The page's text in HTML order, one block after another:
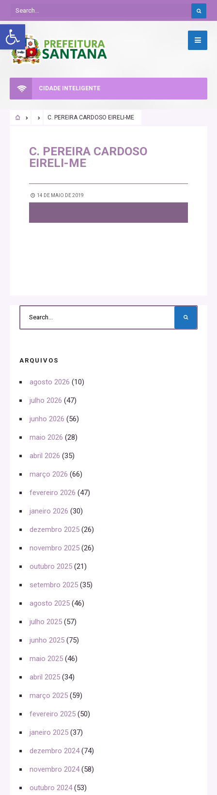
Abrir a barra de ferramentas
CIDADE INTELIGENTE
C. PEREIRA CARDOSO EIRELI-ME
C. PEREIRA CARDOSO
EIRELI-ME
14 DE MAIO DE 2019
ARQUIVOS
agosto 2026 (10)
julho 2026 (47)
junho 2026 (56)
maio 2026 (28)
abril 2026 (35)
março 2026 (66)
fevereiro 2026 (47)
janeiro 2026 (30)
dezembro 2025 (26)
novembro 2025 (26)
outubro 2025 (21)
setembro 2025 (35)
agosto 2025 (46)
julho 2025 (57)
junho 2025 (75)
maio 2025 (46)
abril 2025 (34)
março 2025 (59)
fevereiro 2025 (50)
janeiro 2025 (37)
dezembro 2024(74)
novembro 2024(58)
outubro 2024(53)